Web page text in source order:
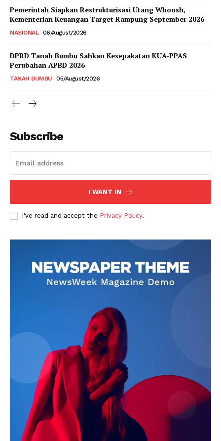
Pemerintah Siapkan Restrukturisasi Utang Whoosh,
Kementerian Keuangan Target Rampung September 2026
NASIONAL 06/August/2026
DPRD Tanah Bumbu Sahkan Kesepakatan KUA-PPAS
Perubahan APBD 2026
TANAH BUMBU 05/August/2026
Subscribe
I WANT IN
I've read and accept the Privacy Policy.